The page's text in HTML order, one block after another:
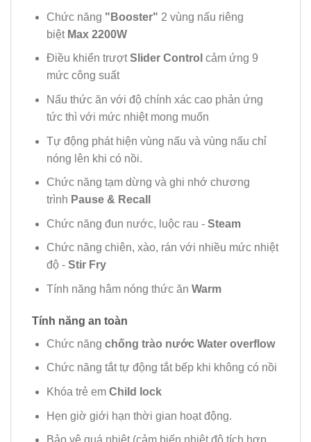
Chức năng "Booster" 2 vùng nấu riêng
biệt Max 2200W
Điều khiển trượtSlider Control cảm ứng 9
mức công suất
Nấu thức ăn với độ chính xác cao phản ứng
tức thì với mức nhiệt mong muốn
Tự động phát hiện vùng nấu và vùng nấu chỉ
nóng lên khi có nồi.
Chức năng tạm dừng và ghi nhớ chương
trình Pause & Recall
Chức năng đun nước, luộc rau - Steam
Chức năng chiên, xào, rán với nhiều mức nhiệt
độ - Stir Fry
Tính năng hâm nóng thức ăn Warm
Tính năng an toàn
Chức năng chống trào nước Water overflow
Chức năng tắt tự động tắt bếp khi không có nồi
Khóa trẻ em Child lock
Hẹn giờ giới hạn thời gian hoạt động.